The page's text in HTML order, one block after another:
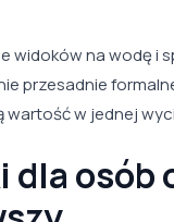
widoków na wodę i
przesadnie
w jednej
dla osób